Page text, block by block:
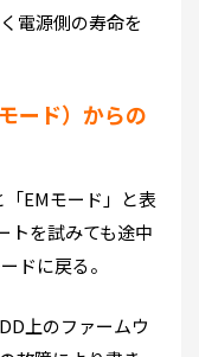
電源側の寿命を
ード）からの
EMモード」と表
トを試みても途中
ドに戻る。
上のファームウ